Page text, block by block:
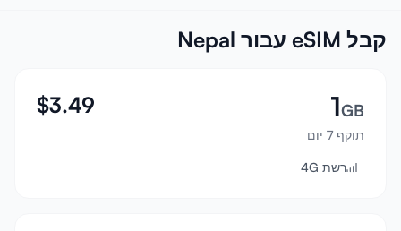
אודות
הפנה חבר
הפוך לשותף
מרכז עזרה
קבל eSIM עבור Nepal
1GB
תוקף 7 יום
$3.49
רשת 4G